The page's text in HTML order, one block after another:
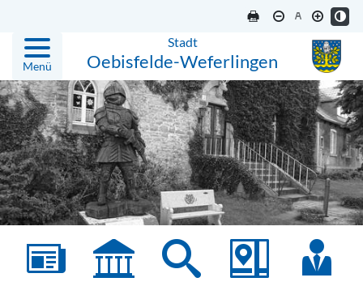
Menü
Stadt
Oebisfelde-Weferlingen